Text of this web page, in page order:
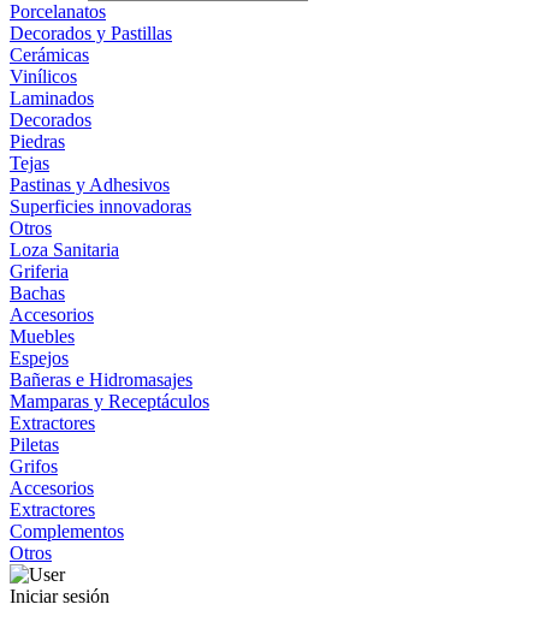
Porcelanatos
Decorados y Pastillas
Cerámicas
Vinílicos
Laminados
Decorados
Piedras
Tejas
Pastinas y Adhesivos
Superficies innovadoras
Otros
Loza Sanitaria
Griferia
Bachas
Accesorios
Muebles
Espejos
Bañeras e Hidromasajes
Mamparas y Receptáculos
Extractores
Piletas
Grifos
Accesorios
Extractores
Complementos
Otros
Iniciar sesión